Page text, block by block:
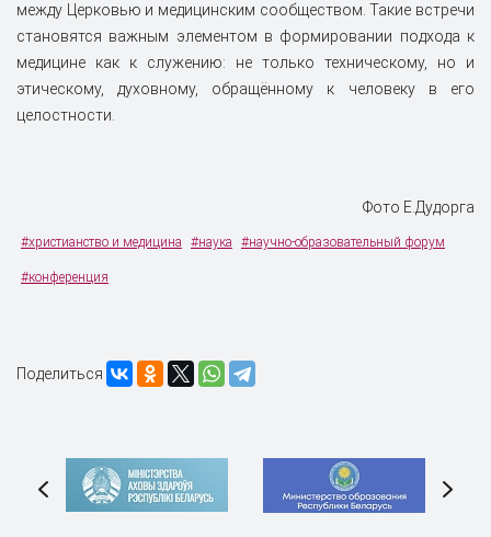
между Церковью и медицинским сообществом. Такие встречи
становятся важным элементом в формировании подхода к
медицине как к служению: не только техническому, но и
этическому, духовному, обращённому к человеку в его
целостности.
Фото Е.Дудорга
#христианство и медицина #наука #научно-образовательный форум
#конференция
Поделиться